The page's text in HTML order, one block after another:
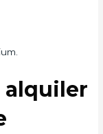
alquiler